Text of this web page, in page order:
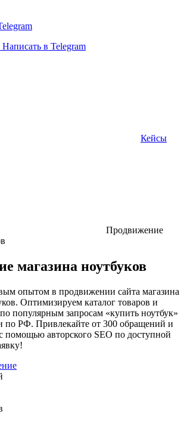
Написать в Telegram
Кейсы
Продвижение
магазина ноутбуков
опытом в продвижении сайта магазина
Оптимизируем каталог товаров и
популярным запросам «купить ноутбук»
по РФ. Привлекайте от 300 обращений и
помощью авторского SEO по доступной